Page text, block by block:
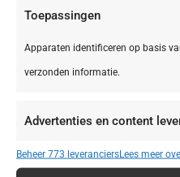
Toepassingen
Apparaten identificeren op basis
verzonden informatie.
Advertenties en content
Beheer 773 leveranciersLees meer
België, Brussel
Brussel Vilvoorde
Vilvoorde